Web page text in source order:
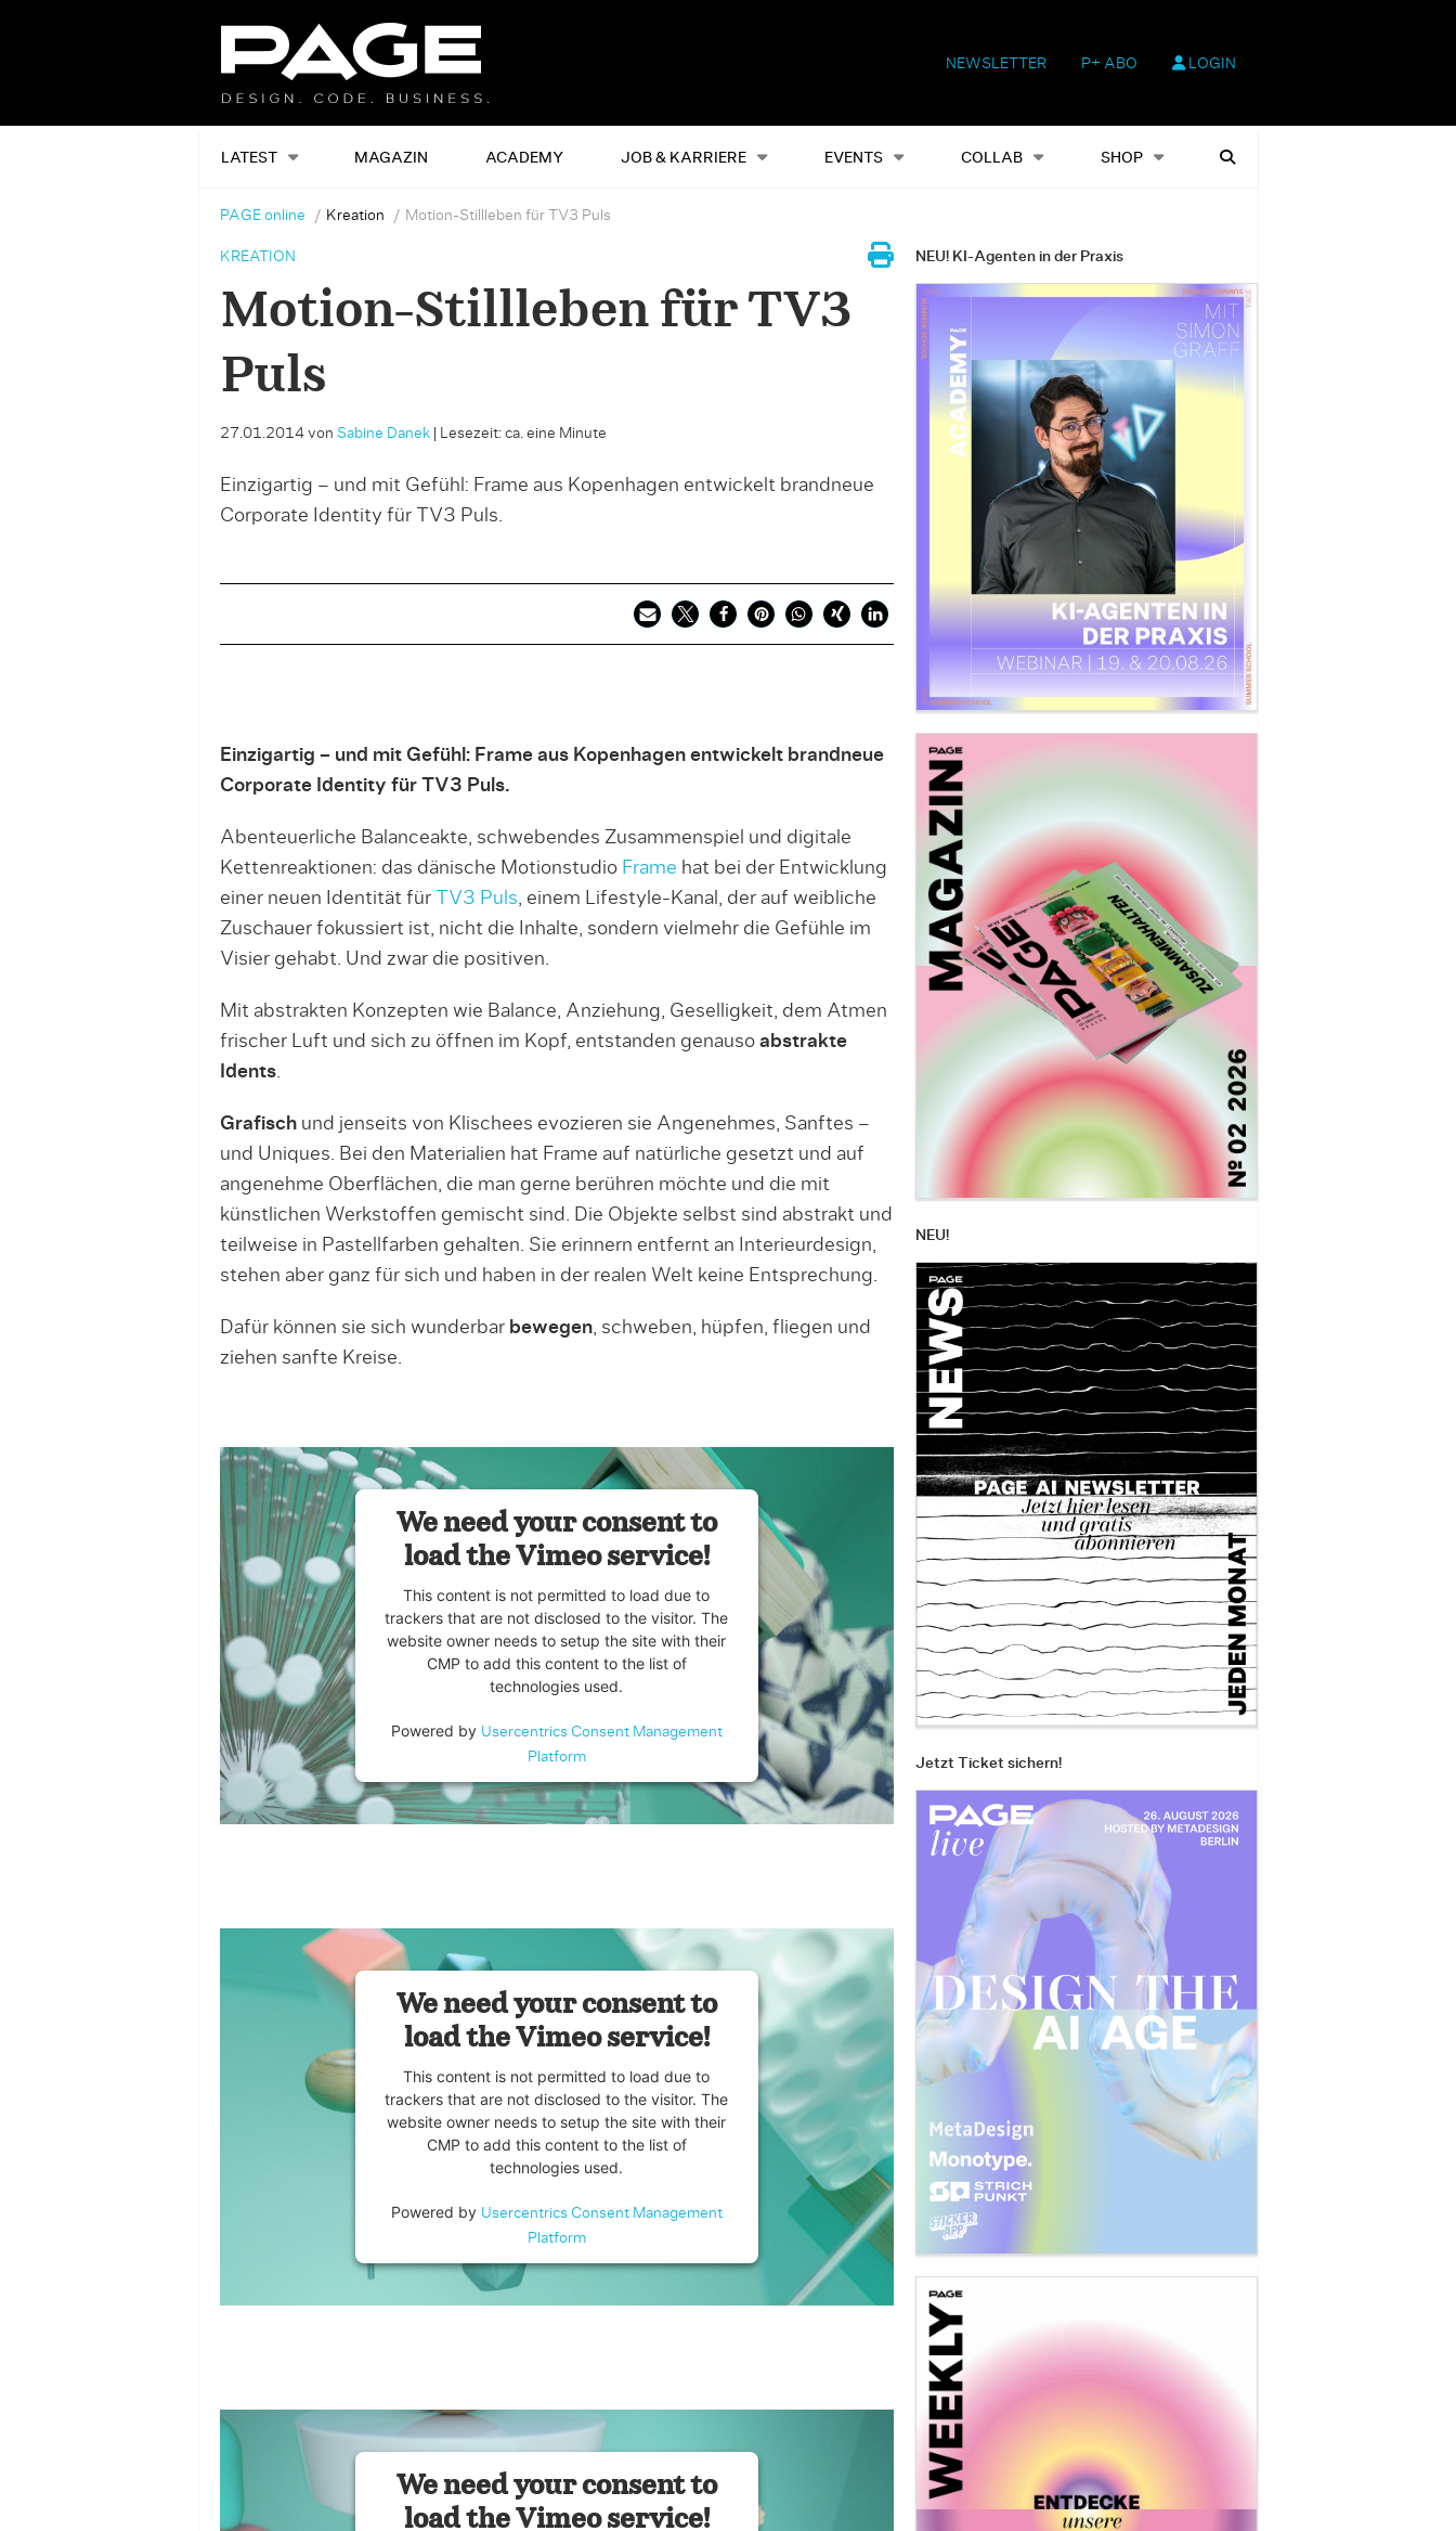
NEWSLETTER P+ ABO LOGIN
LATEST MAGAZIN ACADEMY JOB & KARRIERE EVENTS COLLAB SHOP
Alles Events Shop Heftausgaben Suchen
PAGE online Kreation Motion-Stillleben für TV3 Puls
KREATION
Motion-Stillleben für TV3
Puls
27.01.2014 von Sabine Danek| Lesezeit: ca. eine Minute
Einzigartig – und mit Gefühl: Frame aus Kopenhagen entwickelt brandneue
Corporate Identity für TV3 Puls.
Einzigartig – und mit Gefühl: Frame aus Kopenhagen entwickelt brandneue
Corporate Identity für TV3 Puls.
Abenteuerliche Balanceakte, schwebendes Zusammenspiel und digitale
Kettenreaktionen: das dänische Motionstudio Frame hat bei der Entwicklung
einer neuen Identität für
TV3 Puls, einem Lifestyle-Kanal, der auf weibliche
Zuschauer fokussiert ist, nicht die Inhalte, sondern vielmehr die Gefühle im
Visier gehabt. Und zwar die positiven.
Mit abstrakten Konzepten wie Balance, Anziehung, Geselligkeit, dem Atmen
frischer Luft und sich zu öffnen im Kopf, entstanden genauso abstrakte
Idents.
Grafischund jenseits von Klischees evozieren sie Angenehmes, Sanftes –
und Uniques. Bei den Materialien hat Frame auf natürliche gesetzt und auf
angenehme Oberflächen, die man gerne berühren möchte und die mit
künstlichen Werkstoffen gemischt sind. Die Objekte selbst sind abstrakt und
teilweise in Pastellfarben gehalten. Sie erinnern entfernt an Interieurdesign,
stehen aber ganz für sich und haben in der realen Welt keine Entsprechung.
Dafür können sie sich wunderbar bewegen, schweben, hüpfen, fliegen und
ziehen sanfte Kreise.
We need your consent to
load the Vimeo service!
This content is not permitted to load due to
trackers that are not disclosed to the visitor. The
website owner needs to setup the site with their
CMP to add this content to the list of
technologies used.
Powered by Usercentrics Consent Management
Platform
We need your consent to
load the Vimeo service!
This content is not permitted to load due to
trackers that are not disclosed to the visitor. The
website owner needs to setup the site with their
CMP to add this content to the list of
technologies used.
Powered by Usercentrics Consent Management
Platform
We need your consent to
load the Vimeo service!
NEU! KI-Agenten in der Praxis
NEU!
Jetzt Ticket sichern!